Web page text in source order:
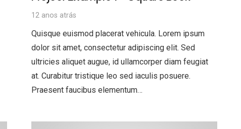
12 anos atrás
Quisque euismod placerat vehicula. Lorem ipsum
dolor sit amet, consectetur adipiscing elit. Sed
ultricies aliquet augue, id ullamcorper diam feugiat
at. Curabitur tristique leo sed iaculis posuere.
Praesent faucibus elementum…